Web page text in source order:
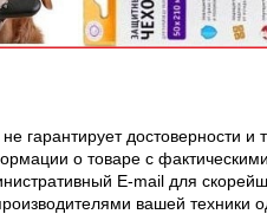
гарантирует достоверности и
о товаре с
E-mail для
вашей техники